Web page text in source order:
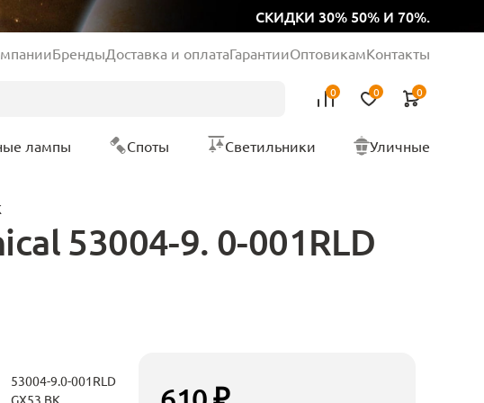
СКИДКИ 30% 50% И 70%.
БрендыДоставка и оплатаГарантииОптовикамКонтакты
0 0 0
лампы Споты Светильники Уличные
53004-9. 0-001RLD
53004-9.0-001RLD
GX53 BK